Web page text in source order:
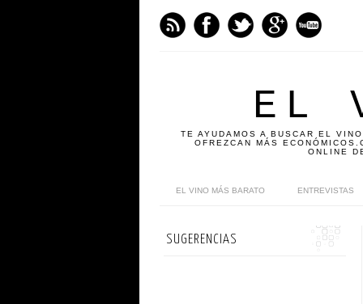
EL
TE AYUDAMOS A BUSCAR EL
OFREZCAN MÁS
ONLINE
EL VINO MÁS BARATO ENTREVISTAS
SUGERENCIAS